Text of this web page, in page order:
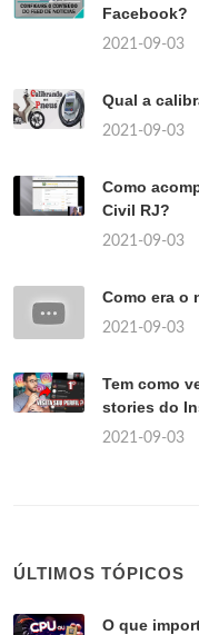
Facebook?
2021-09-03
Qual a
2021-09-03
Como
Civil RJ?
2021-09-03
Como era o
2021-09-03
Tem como
stories do
2021-09-03
ÚLTIMOS TÓPICOS
O que